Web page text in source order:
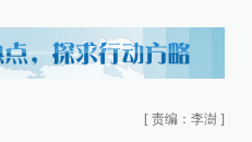
[ 责编：李澍 ]